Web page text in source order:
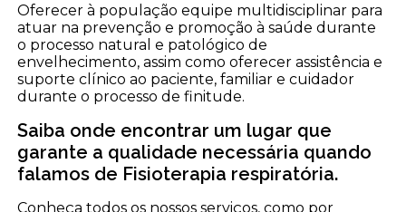
Oferecer à população equipe multidisciplinar para
atuar na prevenção e promoção à saúde durante
o processo natural e patológico de
envelhecimento, assim como oferecer assistência e
suporte clínico ao paciente, familiar e cuidador
durante o processo de finitude.
Saiba onde encontrar um lugar que
garante a qualidade necessária quando
falamos de Fisioterapia respiratória.
Conheça todos os nossos serviços, como por